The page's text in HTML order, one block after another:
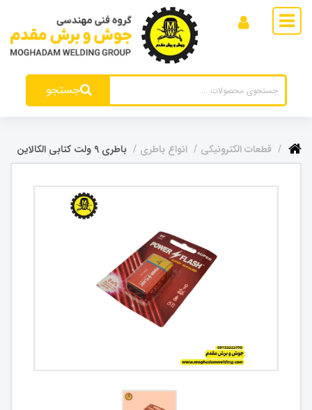
جستجو
قطعات الکترونیکی انواع باطری باطری 9 ولت کتابی الکالاین